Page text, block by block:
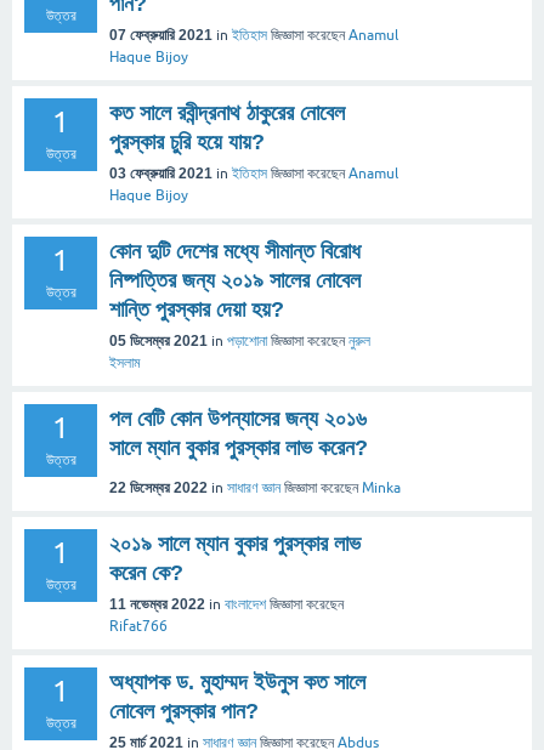
উত্তর
07 ফেব্রুয়ারি 2021 in ইতিহাস জিজ্ঞাসা করেছেনAnamul
Haque Bijoy
1
উত্তর
কত সালে রবীন্দ্রনাথ ঠাকুরের নোবেল
পুরস্কার চুরি হয়ে যায়?
03 ফেব্রুয়ারি 2021 in ইতিহাস জিজ্ঞাসা করেছেনAnamul
Haque Bijoy
1
উত্তর
কোন দুটি দেশের মধ্যে সীমান্ত বিরোধ
নিষ্পত্তির জন্য ২০১৯ সালের নোবেল
শান্তি পুরস্কার দেয়া হয়?
05 ডিসেম্বর 2021 in পড়াশোনা জিজ্ঞাসা করেছেননুরুল
ইসলাম
1
উত্তর
পল বেটি কোন উপন্যাসের জন্য ২০১৬
সালে ম্যান বুকার পুরস্কার লাভ করেন?
22 ডিসেম্বর 2022 in সাধারণ জ্ঞান জিজ্ঞাসা করেছেনMinka
1
উত্তর
২০১৯ সালে ম্যান বুকার পুরস্কার লাভ
করেন কে?
11 নভেম্বর 2022 in বাংলাদেশ জিজ্ঞাসা করেছেন
Rifat766
1
উত্তর
অধ্যাপক ড. মুহাম্মদ ইউনুস কত সালে
নোবেল পুরস্কার পান?
25 মার্চ 2021 in সাধারণ জ্ঞান জিজ্ঞাসা করেছেনAbdus